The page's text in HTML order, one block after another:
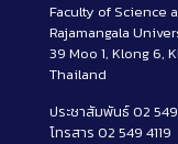
Faculty of Science
Rajamangala
39 Moo 1, Klong 6,
Thailand
ประชาสัมพันธ์ 02
โทรสาร 02 549 4119